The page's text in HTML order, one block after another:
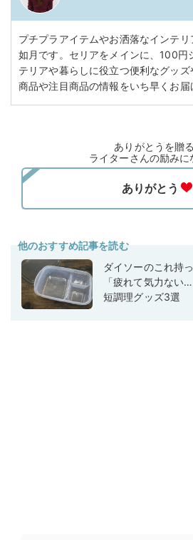
プチプラアイテムやお洒落なインテ
如月です。セリアをメインに、100円
テリアや暮らしに役立つ便利なグッ
商品や注目商品の情報をいち早くお届
ありがとうを贈
ライターさんの励みに
他のおすすめ記事を読む
ダイソーのこれ持
「疲れて気力ない
短調理グッズ3選